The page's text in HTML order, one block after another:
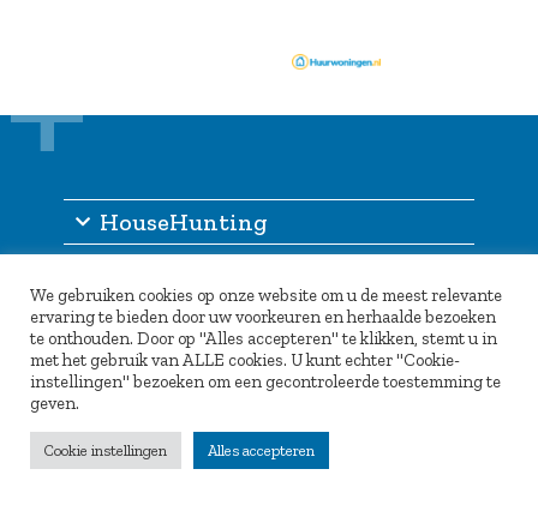
HouseHunting
Inlogportaal
Partners
We gebruiken cookies op onze website om u de meest relevante
ervaring te bieden door uw voorkeuren en herhaalde bezoeken
te onthouden. Door op "Alles accepteren" te klikken, stemt u in
met het gebruik van ALLE cookies. U kunt echter "Cookie-
instellingen" bezoeken om een gecontroleerde toestemming te
geven.
Cookie instellingen Alles accepteren